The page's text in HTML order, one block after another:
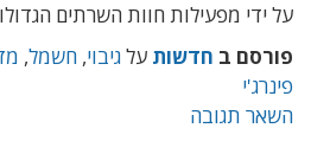
על ידי מפעילות חוות השרתים
פורסם ב חדשות עלגיבוי, חשמל,
פינרג'י
השאר תגובה